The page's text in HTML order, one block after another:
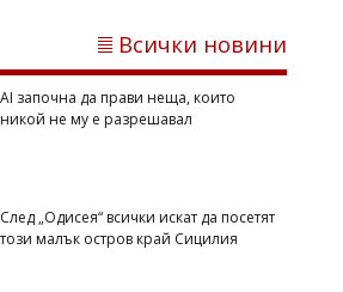
КИРЯКОВ
Всички новини
AI започна да прави неща, които
никой не му е разрешавал
След „Одисея“ всички искат да посетят
този малък остров край Сицилия